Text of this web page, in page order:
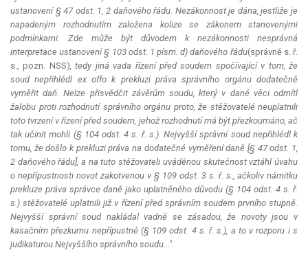
ustanovení § 47 odst. 1, 2 daňového řádu. Nezákonnost je dána, jestliže je
napadeným rozhodnutím založena kolizese zákonem stanovenými
podmínkami. Zde může být důvodem k nezákonnosti nesprávná
interpretace ustanovení § 103 odst. 1 písm. d) daňového řádu(správně s. ř.
s., pozn. NSS), tedy jiná vada řízení před soudem spočívající v tom, že
soud nepřihlédl ex offo k prekluzi práva správního orgánu dodatečně
vyměřit daň. Nelze přisvědčit závěrům soudu, který v dané věci odmítl
žalobu proti rozhodnutí správního orgánu proto, že stěžovatelé neuplatnili
toto tvrzení v řízení před soudem, jehož rozhodnutí má být přezkoumáno, ač
tak učinit mohli (§ 104 odst. 4 s. ř. s.). Nejvyšší správní soud nepřihlédl k
tomu, že došlo k prekluzi práva na dodatečné vyměření daně [§ 47 odst. 1,
2 daňového řádu], a na tuto stěžovateli uváděnou skutečnost vztáhl úvahu
o nepřípustnosti novot zakotvenou v § 109 odst. 3 s. ř. s., ačkoliv námitku
prekluze práva správce daně jako uplatněného důvodu (§ 104 odst. 4 s. ř.
s.) stěžovatelé uplatnili již v řízení před správním soudem prvního stupně.
Nejvyšší správní soud nakládal vadně se zásadou, že novoty jsou v
kasačním přezkumu nepřípustné (§ 109 odst. 4 s. ř. s.), a to v rozporu i s
judikaturou Nejvyššího správního soudu...".